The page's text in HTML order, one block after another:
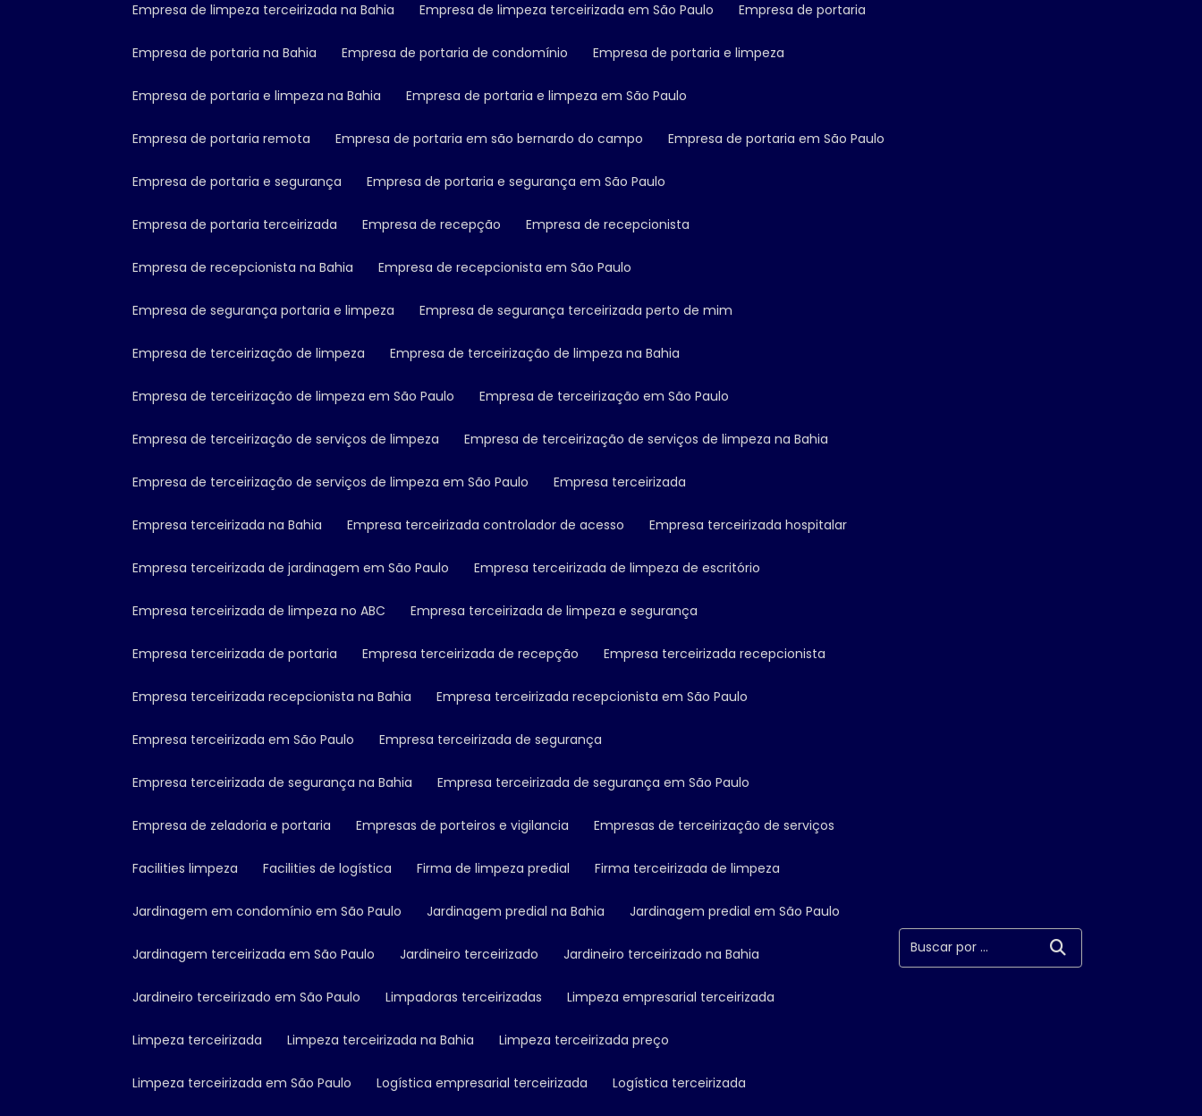
Empresa de limpeza terceirizada na Bahia Empresa de limpeza terceirizada em São Paulo Empresa de portaria
Empresa de portaria na Bahia Empresa de portaria de condomínio Empresa de portaria e limpeza
Empresa de portaria e limpeza na Bahia Empresa de portaria e limpeza em São Paulo
Empresa de portaria remota Empresa de portaria em são bernardo do campo Empresa de portaria em São Paulo
Empresa de portaria e segurança Empresa de portaria e segurança em São Paulo
Empresa de portaria terceirizada Empresa de recepção Empresa de recepcionista
Empresa de recepcionista na Bahia Empresa de recepcionista em São Paulo
Empresa de segurança portaria e limpeza Empresa de segurança terceirizada perto de mim
Empresa de terceirização de limpeza Empresa de terceirização de limpeza na Bahia
Empresa de terceirização de limpeza em São Paulo Empresa de terceirização em São Paulo
Empresa de terceirização de serviços de limpeza Empresa de terceirização de serviços de limpeza na Bahia
Empresa de terceirização de serviços de limpeza em São Paulo Empresa terceirizada
Empresa terceirizada na Bahia Empresa terceirizada controlador de acesso Empresa terceirizada hospitalar
Empresa terceirizada de jardinagem em São Paulo Empresa terceirizada de limpeza de escritório
Empresa terceirizada de limpeza no ABC Empresa terceirizada de limpeza e segurança
Empresa terceirizada de portaria Empresa terceirizada de recepção Empresa terceirizada recepcionista
Empresa terceirizada recepcionista na Bahia Empresa terceirizada recepcionista em São Paulo
Empresa terceirizada em São Paulo Empresa terceirizada de segurança
Empresa terceirizada de segurança na Bahia Empresa terceirizada de segurança em São Paulo
Empresa de zeladoria e portaria Empresas de porteiros e vigilancia Empresas de terceirização de serviços
Facilities limpeza Facilities de logística Firma de limpeza predial Firma terceirizada de limpeza
Jardinagem em condomínio em São Paulo Jardinagem predial na Bahia Jardinagem predial em São Paulo
Jardinagem terceirizada em São Paulo Jardineiro terceirizado Jardineiro terceirizado na Bahia
Jardineiro terceirizado em São Paulo Limpadoras terceirizadas Limpeza empresarial terceirizada
Limpeza terceirizada Limpeza terceirizada na Bahia Limpeza terceirizada preço
Limpeza terceirizada em São Paulo Logística empresarial terceirizada Logística terceirizada